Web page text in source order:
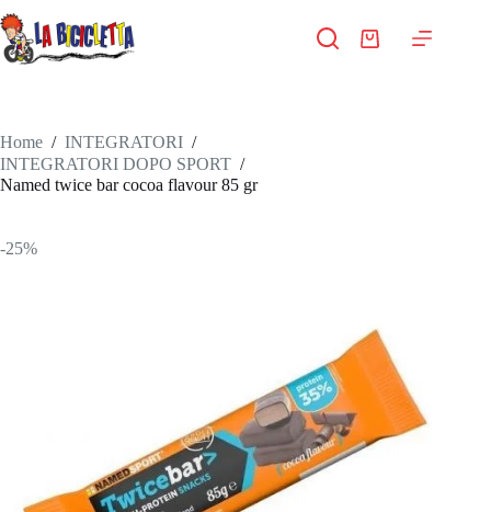
al
contenuto
Carrello
Home / INTEGRATORI /
INTEGRATORI DOPO SPORT /
Named twice bar cocoa flavour 85 gr
-25%